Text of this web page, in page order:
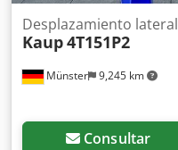
Münster 9,245 km
Desplazamiento lateral
Kaup4T151P2
Consultar